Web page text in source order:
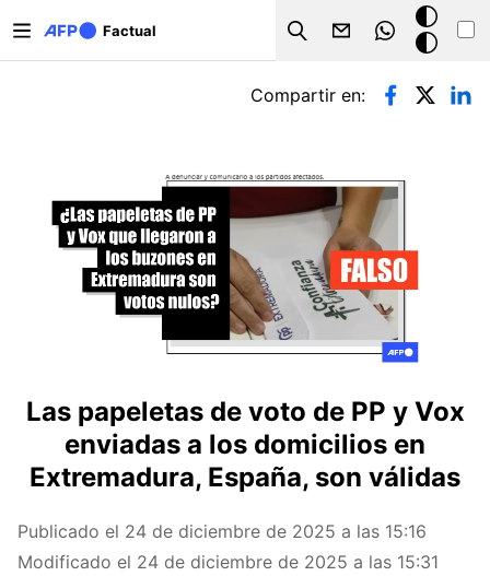
Factual
Search
Modo
oscuro
Solapas principales
Compartir en:
Las papeletas de voto de PP y Vox
enviadas a los domicilios en
Extremadura, España, son válidas
Publicado el 24 de diciembre de 2025 a las 15:16
Modificado el 24 de diciembre de 2025 a las 15:31